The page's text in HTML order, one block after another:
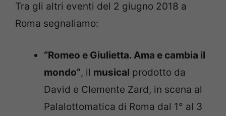
Tra gli altri eventi del 2 giugno 2018 a
Roma segnaliamo:
“Romeo e Giulietta. Ama e cambia il
mondo”, il musical prodotto da
David e Clemente Zard, in scena al
Palalottomatica di Roma dal 1° al 3